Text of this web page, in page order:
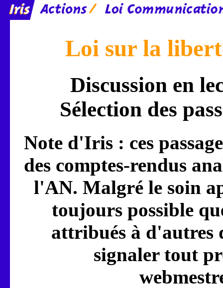
Loi sur la
Discussion en
Sélection des
Note d'Iris : ces
des comptes-rendus
l'AN. Malgré le soin
toujours possible
attribués à d'autres
signaler tout